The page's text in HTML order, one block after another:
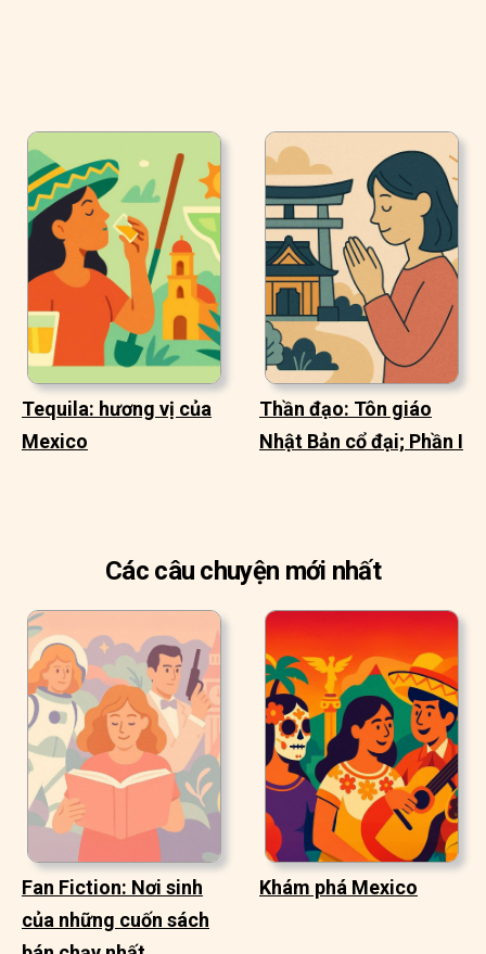
Tequila: hương vị của
Mexico
Thần đạo: Tôn giáo
Nhật Bản cổ đại; Phần I
Các câu chuyện mới nhất
Fan Fiction: Nơi sinh
của những cuốn sách
Khám phá Mexico